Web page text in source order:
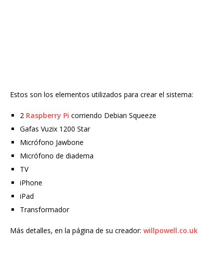
Estos son los elementos utilizados para crear el sistema:
2 Raspberry Pi corriendo Debian Squeeze
Gafas Vuzix 1200 Star
Micrófono Jawbone
Micrófono de diadema
TV
iPhone
iPad
Transformador
Más detalles, en la página de su creador: willpowell.co.uk